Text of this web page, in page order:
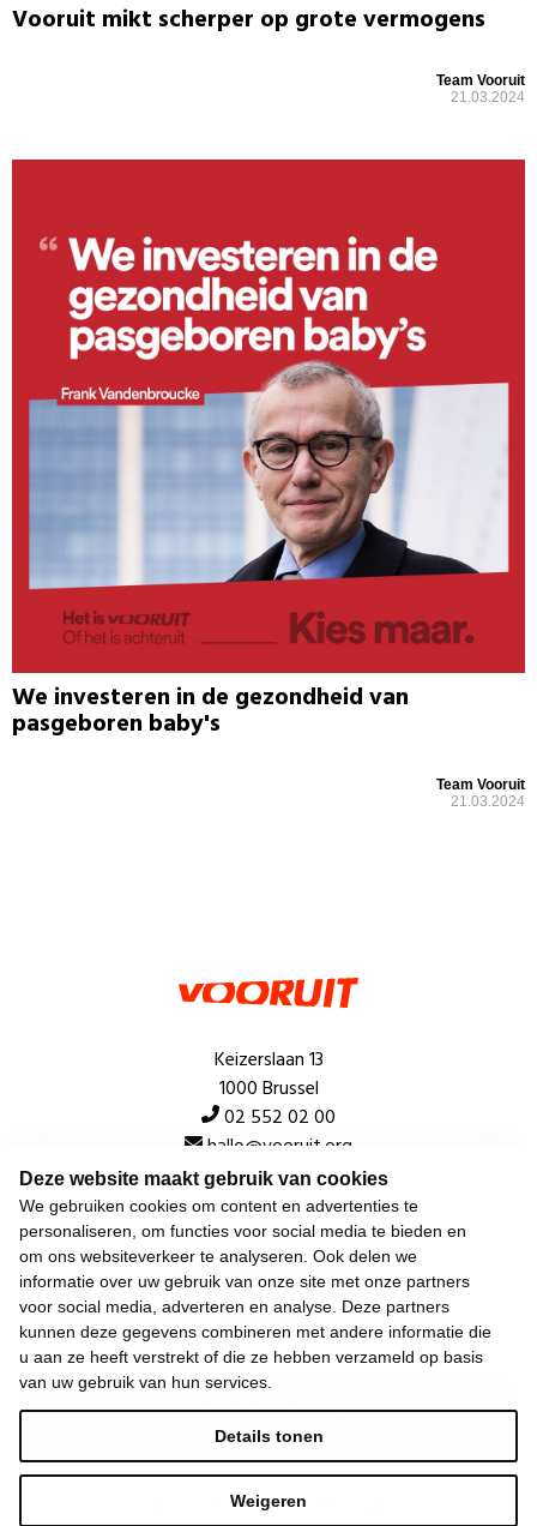
Deze website maakt gebruik van cookies
We gebruiken cookies om content en advertenties te
personaliseren, om functies voor social media te bieden en
om ons websiteverkeer te analyseren. Ook delen we
informatie over uw gebruik van onze site met onze partners
voor social media, adverteren en analyse. Deze partners
kunnen deze gegevens combineren met andere informatie die
u aan ze heeft verstrekt of die ze hebben verzameld op basis
van uw gebruik van hun services.
Weigeren
Details tonen
Vooruit mikt scherper op grote vermogens
Team Vooruit
21.03.2024
We investeren in de gezondheid van
pasgeboren baby's
Team Vooruit
21.03.2024
Keizerslaan 13
1000 Brussel
02 552 02 00
hallo@vooruit.org
Snel
Over de beweging
Algemeen
Laatste nieuws